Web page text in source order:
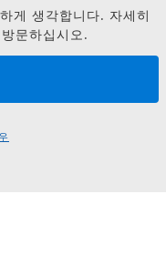
게 생각합니다. 자세히
문하십시오.